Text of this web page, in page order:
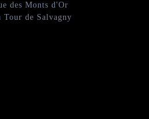
des Monts d'Or
Tour de Salvagny